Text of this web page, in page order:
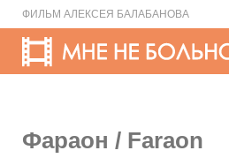
ФИЛЬМ АЛЕКСЕЯ БАЛАБАНОВА
Фараон / Faraon